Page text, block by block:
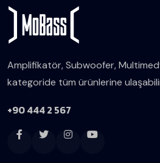
Amplifikatör, Subwoofer,
kategoride tüm ürünlerine
+90 444 2 567